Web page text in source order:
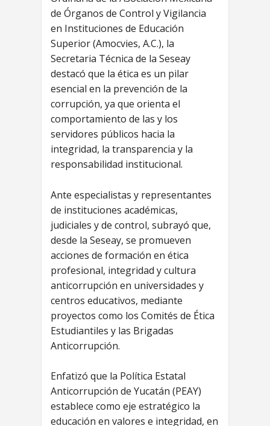
de Órganos de Control y Vigilancia
en Instituciones de Educación
Superior (Amocvies, A.C.), la
Secretaria Técnica de la Seseay
destacó que la ética es un pilar
esencial en la prevención de la
corrupción, ya que orienta el
comportamiento de las y los
servidores públicos hacia la
integridad, la transparencia y la
responsabilidad institucional.
Ante especialistas y representantes
de instituciones académicas,
judiciales y de control, subrayó que,
desde la Seseay, se promueven
acciones de formación en ética
profesional, integridad y cultura
anticorrupción en universidades y
centros educativos, mediante
proyectos como los Comités de Ética
Estudiantiles y las Brigadas
Anticorrupción.
Enfatizó que la Política Estatal
Anticorrupción de Yucatán (PEAY)
establece como eje estratégico la
educación en valores e integridad, en